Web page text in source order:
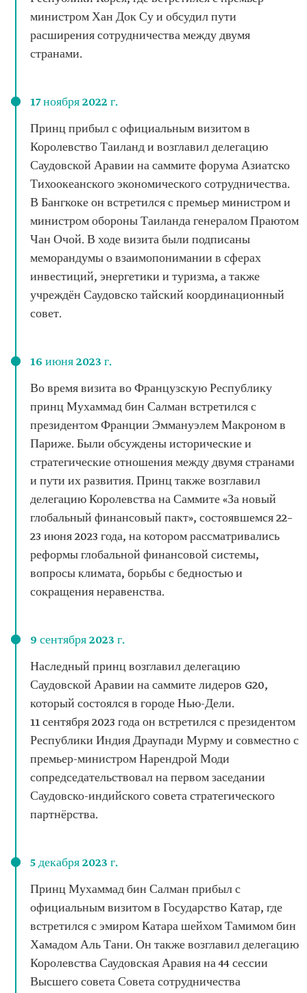
министром Хан Док Су и обсудил пути
расширения сотрудничества между двумя
странами.
17 ноября 2022 г.
Принц прибыл с официальным визитом в
Королевство Таиланд и возглавил делегацию
Саудовской Аравии на саммите форума Азиатско
Тихоокеанского экономического сотрудничества.
В Бангкоке он встретился с премьер министром и
министром обороны Таиланда генералом Праютом
Чан Очой. В ходе визита были подписаны
меморандумы о взаимопонимании в сферах
инвестиций, энергетики и туризма, а также
учреждён Саудовско тайский координационный
совет.
16 июня 2023 г.
Во время визита во Французскую Республику
принц Мухаммад бин Салман встретился с
президентом Франции Эммануэлем Макроном в
Париже. Были обсуждены исторические и
стратегические отношения между двумя странами
и пути их развития. Принц также возглавил
делегацию Королевства на Саммите «За новый
глобальный финансовый пакт», состоявшемся 22–
23 июня 2023 года, на котором рассматривались
реформы глобальной финансовой системы,
вопросы климата, борьбы с бедностью и
сокращения неравенства.
9 сентября 2023 г.
Наследный принц возглавил делегацию
Саудовской Аравии на саммите лидеров G20,
который состоялся в городе Нью-Дели.
11 сентября 2023 года он встретился с президентом
Республики Индия Драупади Мурму и совместно с
премьер-министром Нарендрой Моди
сопредседательствовал на первом заседании
Саудовско-индийского совета стратегического
партнёрства.
5 декабря 2023 г.
Принц Мухаммад бин Салман прибыл с
официальным визитом в Государство Катар, где
встретился с эмиром Катара шейхом Тамимом бин
Хамадом Аль Тани. Он также возглавил делегацию
Королевства Саудовская Аравия на 44 сессии
Высшего совета Совета сотрудничества